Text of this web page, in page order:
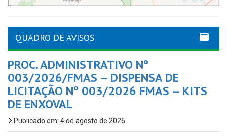
QUADRO DE AVISOS
PROC. ADMINISTRATIVO Nº
003/2026/FMAS – DISPENSA DE
LICITAÇÃO Nº 003/2026 FMAS – KITS
DE ENXOVAL
Publicado em: 4 de agosto de 2026